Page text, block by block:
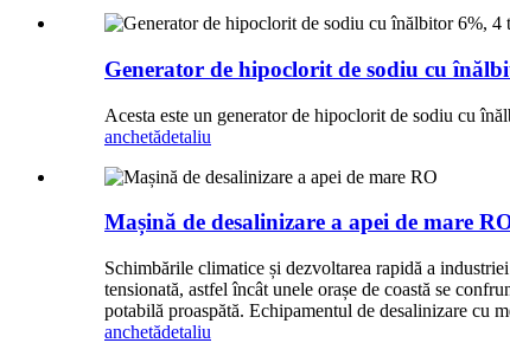
Generator de hipoclorit de sodiu cu
Acesta este un generator de hipoclorit de sodiu cu
anchetădetaliu
Mașină de desalinizare a apei de mare
Schimbările climatice și dezvoltarea rapidă a
tensionată, astfel încât unele orașe de coastă se
potabilă proaspătă. Echipamentul de desalinizare cu
anchetădetaliu